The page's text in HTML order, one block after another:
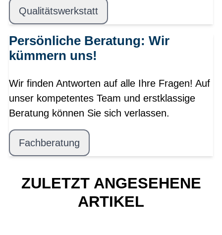
Qualitätswerkstatt
Persönliche Beratung: Wir
kümmern uns!
Wir finden Antworten auf alle Ihre Fragen! Auf
unser kompetentes Team und erstklassige
Beratung können Sie sich verlassen.
Fachberatung
ZULETZT ANGESEHENE
ARTIKEL